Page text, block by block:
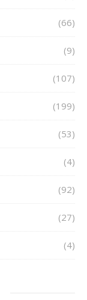
(66)
(9)
(107)
(199)
(53)
(4)
(92)
(27)
(4)